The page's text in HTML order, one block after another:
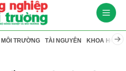
MÔI TRƯỜNG TÀI NGUYÊN KHOA HỌC